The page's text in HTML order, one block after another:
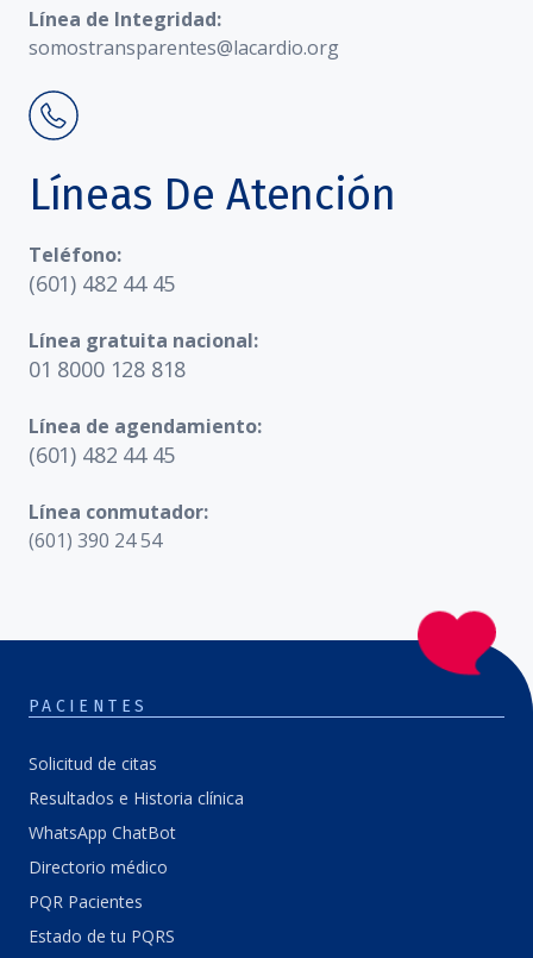
Línea de Integridad:
somostransparentes@lacardio.org
Líneas De Atención
Teléfono:
(601) 482 44 45
Línea gratuita nacional:
01 8000 128 818
Línea de agendamiento:
(601) 482 44 45
Línea conmutador:
(601) 390 24 54
PACIENTES
Solicitud de citas
Resultados e Historia clínica
WhatsApp ChatBot
Directorio médico
PQR Pacientes
Estado de tu PQRS